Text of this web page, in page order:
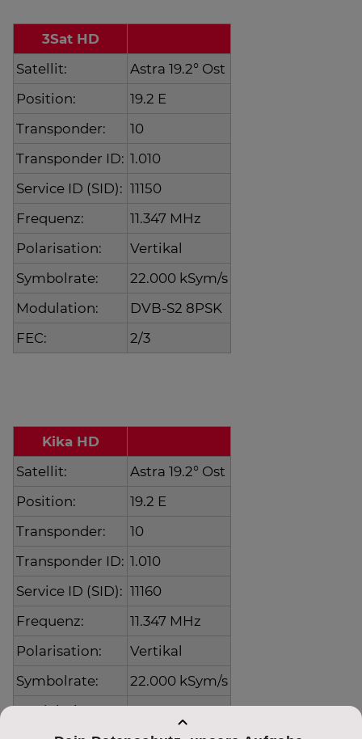
3Sat HD
Satellit:
Astra 19.2° Ost
Position:
19.2 E
Transponder:
10
Transponder ID: 1.010
Service ID (SID): 11150
Frequenz:
11.347 MHz
Polarisation:
Vertikal
Symbolrate:
22.000 kSym/s
Modulation:
DVB-S2 8PSK
FEC:
2/3
Kika HD
Satellit:
Astra 19.2° Ost
Position:
19.2 E
Transponder:
10
Transponder ID: 1.010
Service ID (SID): 11160
Frequenz:
11.347 MHz
Polarisation:
Vertikal
Symbolrate:
22.000 kSym/s
Modulation:
DVB-S2 8PSK